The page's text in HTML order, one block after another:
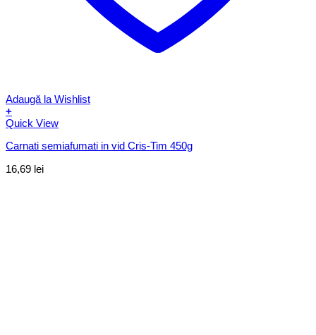
Adaugă la Wishlist
+
Quick View
Carnati semiafumati in vid Cris-Tim 450g
16,69 lei